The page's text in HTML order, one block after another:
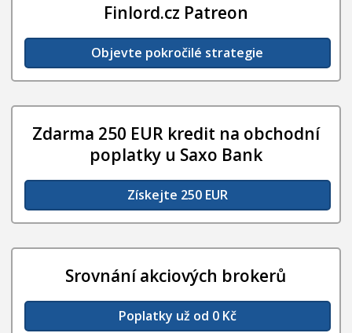
Finlord.cz Patreon
Objevte pokročilé strategie
Zdarma 250 EUR kredit na obchodní
poplatky u Saxo Bank
Získejte 250 EUR
Srovnání akciových brokerů
Poplatky už od 0 Kč